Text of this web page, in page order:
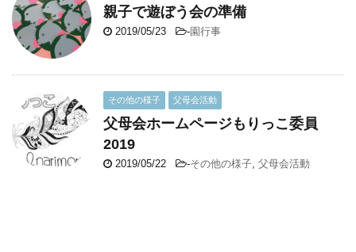
親子で遊ぼう会の準備
2019/05/23 -園行事
その他の様子 父母会活動
父母会ホームページもりっこ委員
2019
2019/05/22 -その他の様子 父母会活動